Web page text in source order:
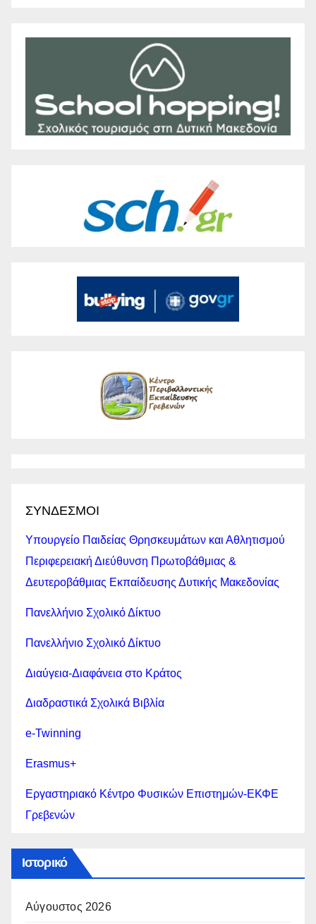
ΣΥΝΔΕΣΜΟΙ
Υπουργείο Παιδείας Θρησκευμάτων και Αθλητισμού
Περιφερειακή Διεύθυνση Πρωτοβάθμιας &
Δευτεροβάθμιας Εκπαίδευσης Δυτικής Μακεδονίας
Πανελλήνιο Σχολικό Δίκτυο
Πανελλήνιο Σχολικό Δίκτυο
Διαύγεια-Διαφάνεια στο Κράτος
Διαδραστικά Σχολικά Βιβλία
e-Twinning
Erasmus+
Εργαστηριακό Κέντρο Φυσικών Επιστημών-ΕΚΦΕ
Γρεβενών
Ιστορικό
Αύγουστος 2026